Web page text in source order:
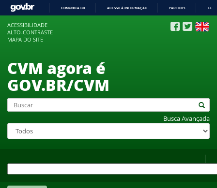
COMUNICA BR ACESSO À INFORMAÇÃO PARTICIPE
ACESSIBILIDADE
ALTO-CONTRASTE
MAPA DO SITE
CVM agora é
GOV.BR/CVM
Busca Avançada